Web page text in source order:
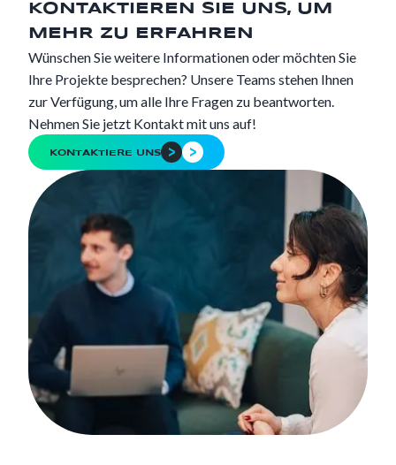
KONTAKTIEREN SIE UNS, UM
MEHR ZU ERFAHREN
Wünschen Sie weitere Informationen oder möchten Sie
Ihre Projekte besprechen? Unsere Teams stehen Ihnen
zur Verfügung, um alle Ihre Fragen zu beantworten.
Nehmen Sie jetzt Kontakt mit uns auf!
KONTAKTIERE UNS